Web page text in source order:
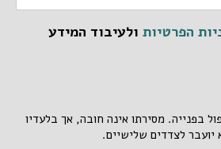
הפרטיות ולעיבוד המידע
בפנייה. מסירתו אינה חובה, אך בלעדיו
לצדדים שלישיים.